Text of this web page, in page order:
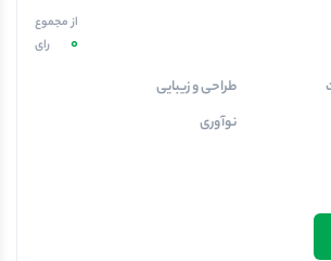
از مجموع
0 رای
طراحی و زیبایی
نوآوری